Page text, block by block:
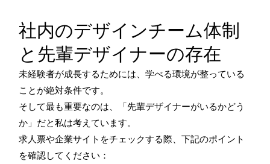
社内のデザインチーム体制
と先輩デザイナーの存在
未経験者が成長するためには、学べる環境が整っている
ことが絶対条件です。
そして最も重要なのは、「先輩デザイナーがいるかどう
か」だと私は考えています。
求人票や企業サイトをチェックする際、下記のポイント
を確認してください：